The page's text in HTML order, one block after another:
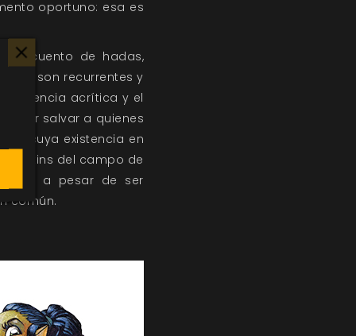
oportuno: esa es
cuento de hadas,
son recurrentes y
acrítica y el
salvar a quienes
cuya existencia en
del campo de
que a pesar de ser
común.